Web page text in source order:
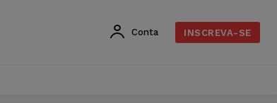
Conta INSCREVA-SE